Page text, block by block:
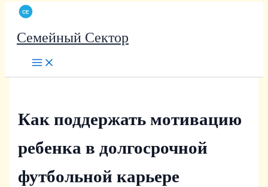
Семейный Сектор
Как поддержать мотивацию
ребенка в долгосрочной
футбольной карьере